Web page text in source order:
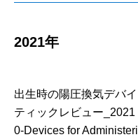
2021年
出生時の陽圧換気デバ
ティックレビュー_2021
0-Devices for